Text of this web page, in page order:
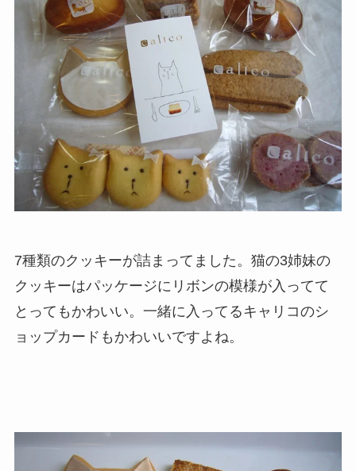
7種類のクッキーが詰まってました。猫の3姉妹の
クッキーはパッケージにリボンの模様が入ってて
とってもかわいい。一緒に入ってるキャリコのシ
ョップカードもかわいいですよね。